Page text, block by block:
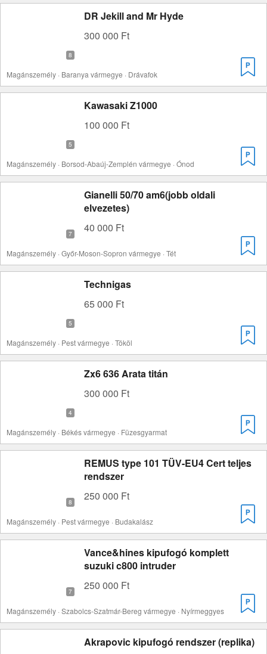
DR Jekill and Mr Hyde
300 000 Ft
Magánszemély · Baranya vármegye · Drávafok
Kawasaki Z1000
100 000 Ft
Magánszemély · Borsod-Abaúj-Zemplén vármegye · Ónod
Gianelli 50/70 am6(jobb oldali
elvezetes)
40 000 Ft
Magánszemély · Győr-Moson-Sopron vármegye · Tét
Technigas
65 000 Ft
Magánszemély · Pest vármegye · Tököl
Zx6 636 Arata titán
300 000 Ft
Magánszemély · Békés vármegye · Füzesgyarmat
REMUS type 101 TÜV-EU4 Cert teljes
rendszer
250 000 Ft
Magánszemély · Pest vármegye · Budakalász
Vance&hines kipufogó komplett
suzuki c800 intruder
250 000 Ft
Magánszemély · Szabolcs-Szatmár-Bereg vármegye · Nyírmeggyes
Akrapovic kipufogó rendszer (replika)